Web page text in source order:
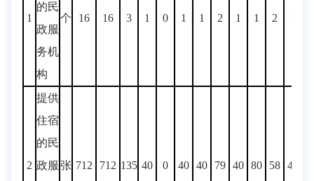
1
的民
政服
务机
构
个 16 16 3 1 0 1 1 2 1 1 2 1
2
提供
住宿
的民
政服 张 712 712 135 40 0 40 40 79 40 80 58 40